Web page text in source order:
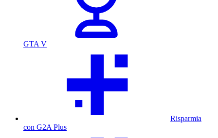
GTA V
Risparmia
con G2A Plus